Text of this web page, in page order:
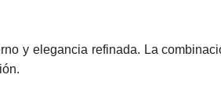
y elegancia refinada. La